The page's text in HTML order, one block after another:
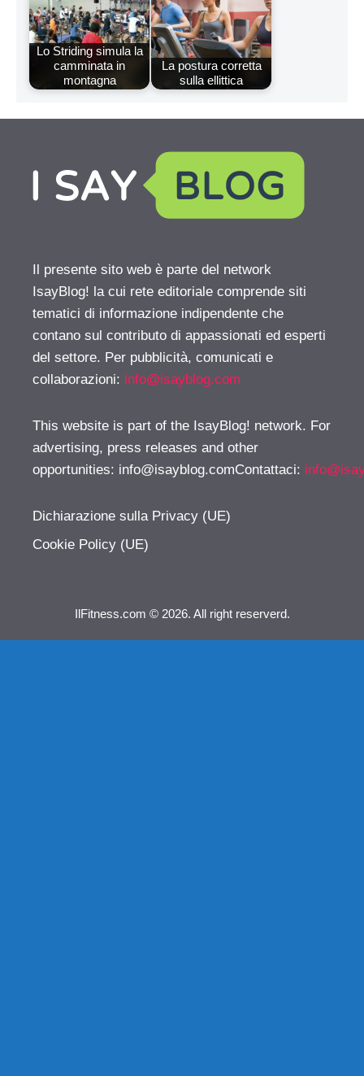
Lo Striding simula la
camminata in
montagna
La postura corretta
sulla ellittica
Il presente sito web è parte del network
IsayBlog! la cui rete editoriale comprende siti
tematici di informazione indipendente che
contano sul contributo di appassionati ed esperti
del settore. Per pubblicità, comunicati e
collaborazioni: info@isayblog.com
This website is part of the IsayBlog! network. For
advertising, press releases and other
opportunities: info@isayblog.comContattaci:
Dichiarazione sulla Privacy (UE)
Cookie Policy (UE)
IlFitness.com © 2026. All right reserverd.